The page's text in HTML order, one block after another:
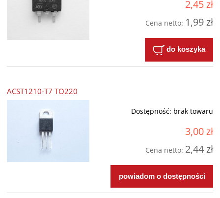
2,45 zł
Cena netto: 1,99 zł
do koszyka
ACST1210-T7 TO220
Dostępność: brak towaru
3,00 zł
Cena netto: 2,44 zł
powiadom o dostępności